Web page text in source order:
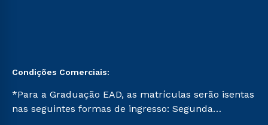
Condições Comerciais:
*Para a Graduação EAD, as matrículas serão isentas
nas seguintes formas de ingresso: Segunda